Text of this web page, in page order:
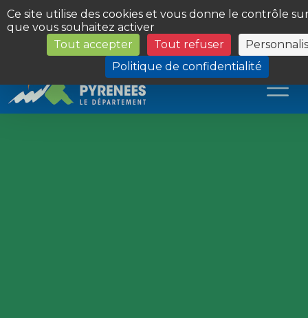
Panneau de gestion des cookies
Ce site utilise des cookies et vous donne le contrôle
que vous souhaitez activer
Tout accepter
Tout refuser
Politique de confidentialité
Les Sites du Département